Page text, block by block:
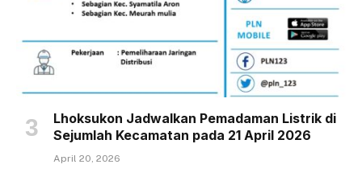
Lhoksukon Jadwalkan Pemadaman Listrik di
Sejumlah Kecamatan pada 21 April 2026
April 20, 2026